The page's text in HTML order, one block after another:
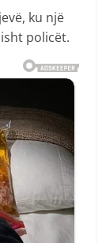
ku një
policët.